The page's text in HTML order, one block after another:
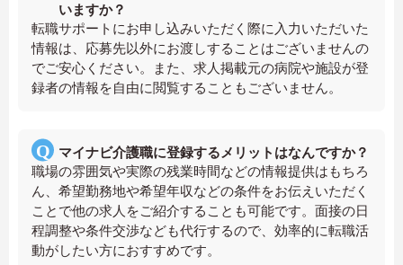
いますか？
転職サポートにお申し込みいただく際に入力いただいた
情報は、応募先以外にお渡しすることはございませんの
でご安心ください。また、求人掲載元の病院や施設が登
録者の情報を自由に閲覧することもございません。
マイナビ介護職に登録するメリットはなんですか？
職場の雰囲気や実際の残業時間などの情報提供はもちろ
ん、希望勤務地や希望年収などの条件をお伝えいただく
ことで他の求人をご紹介することも可能です。面接の日
程調整や条件交渉なども代行するので、効率的に転職活
動がしたい方におすすめです。